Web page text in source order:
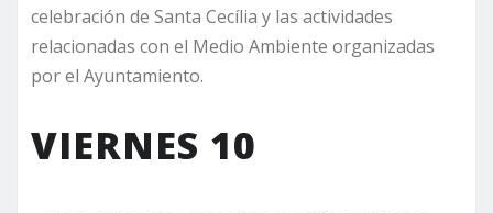
celebración de Santa Cecília y las actividades
relacionadas con el Medio Ambiente organizadas
por el Ayuntamiento.
VIERNES 10